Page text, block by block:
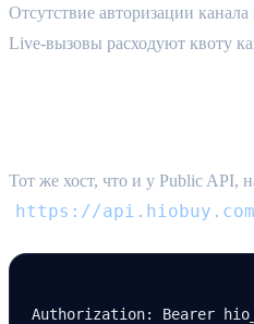
Отсутствие авторизации
Live-вызовы расходуют квоту
Тот же хост, что и у Public API,
https://api.hiobuy.com
Authorization: Bearer